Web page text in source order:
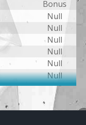
Bonus
Null
Null
Null
Null
Null
Null
Null
Null
Null